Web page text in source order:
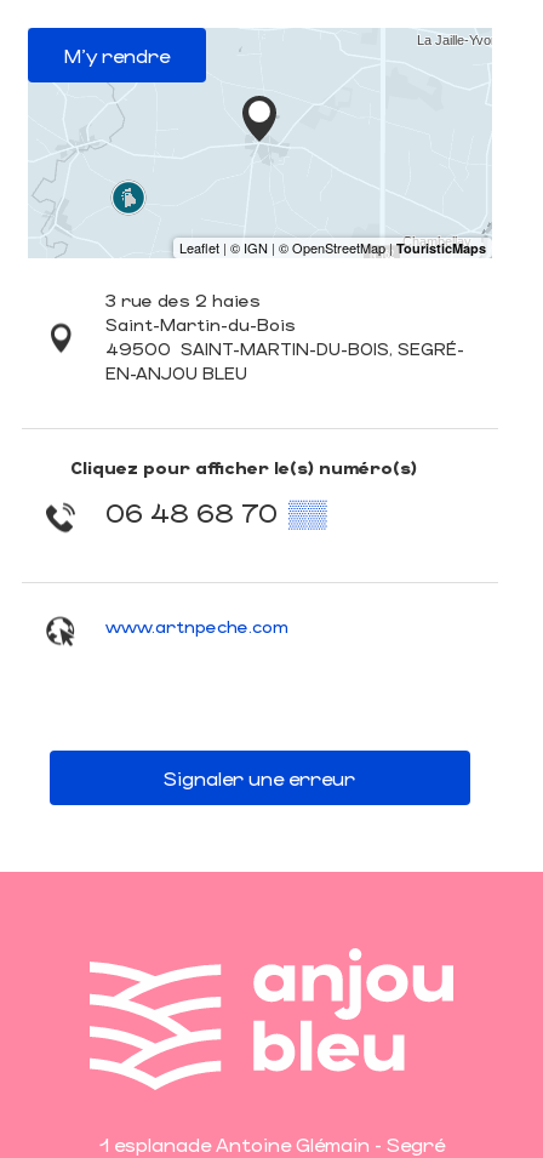
M'y rendre
3 rue des 2 haies
Saint-Martin-du-Bois
49500 SAINT-MARTIN-DU-BOIS, SEGRÉ-
EN-ANJOU BLEU
Cliquez pour afficher le(s) numéro(s)
06 48 68 70 ▒▒
www.artnpeche.com
Signaler une erreur
1 esplanade Antoine Glémain - Segré